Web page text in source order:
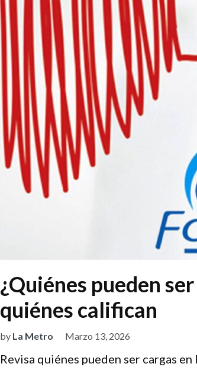
¿Quiénes pueden
quiénes califican
by La Metro Marzo 13, 2026
Revisa quiénes pueden ser cargas